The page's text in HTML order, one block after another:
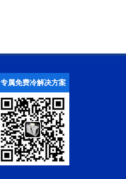
专属免费冷解决方案